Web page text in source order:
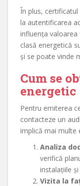
În plus,
la autentificarea
influența valoarea
clasă energetică
și se poate vinde
Cum se
energetic
Pentru emiterea
contacteze un
implică mai multe
Analiza
verifică
instalațiile
Vizita la